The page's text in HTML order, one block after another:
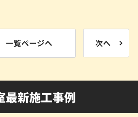
一覧ページへ 次へ
最新施工事例